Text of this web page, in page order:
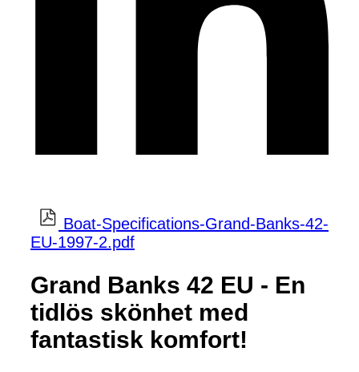
Boat-Specifications-Grand-Banks-42-
EU-1997-2.pdf
Grand Banks 42 EU - En
tidlös skönhet med
fantastisk komfort!